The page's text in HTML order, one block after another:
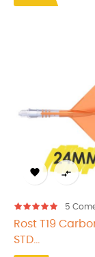
 
5
Rost T19
STD...